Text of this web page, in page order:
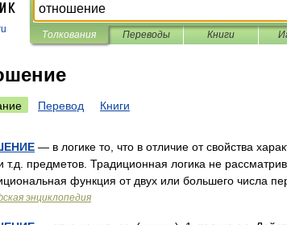
Толкования Переводы Книги
Перевод Книги
— в логике то, что в отличие от свойства
т.д. предметов. Традиционная логика не
функция от двух или большего числа
энциклопедия